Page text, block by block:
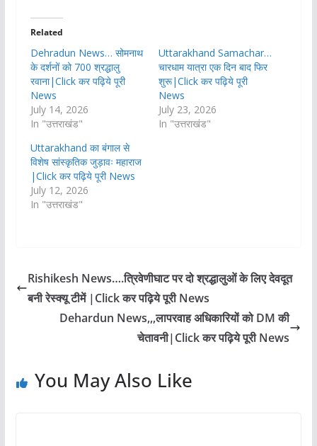
Related
Dehradun News… सोमनाथ
के दर्शनों को 700 श्रद्धालु
रवाना|Click कर पढ़िये पूरी
News
July 14, 2026
In "उत्तराखंड"
Uttarakhand Samachar…
चारधाम यात्रा एक दिन बाद फिर
शुरू|Click कर पढ़िये पूरी
News
July 23, 2026
In "उत्तराखंड"
Uttarakhand का बंगाल से
विशेष सांस्कृतिक जुड़ावः महाराज
|Click कर पढ़िये पूरी News
July 12, 2026
In "उत्तराखंड"
Rishikesh News….त्रिवेणीघाट पर दो श्रद्धालुओं के लिए देवदूत
बनी रेस्क्यू टीमें |Click कर पढ़िये पूरी News
Dehardun News,,,लापरवाह अधिकारियों को DM की
चेतावनी|Click कर पढ़िये पूरी News
You May Also Like